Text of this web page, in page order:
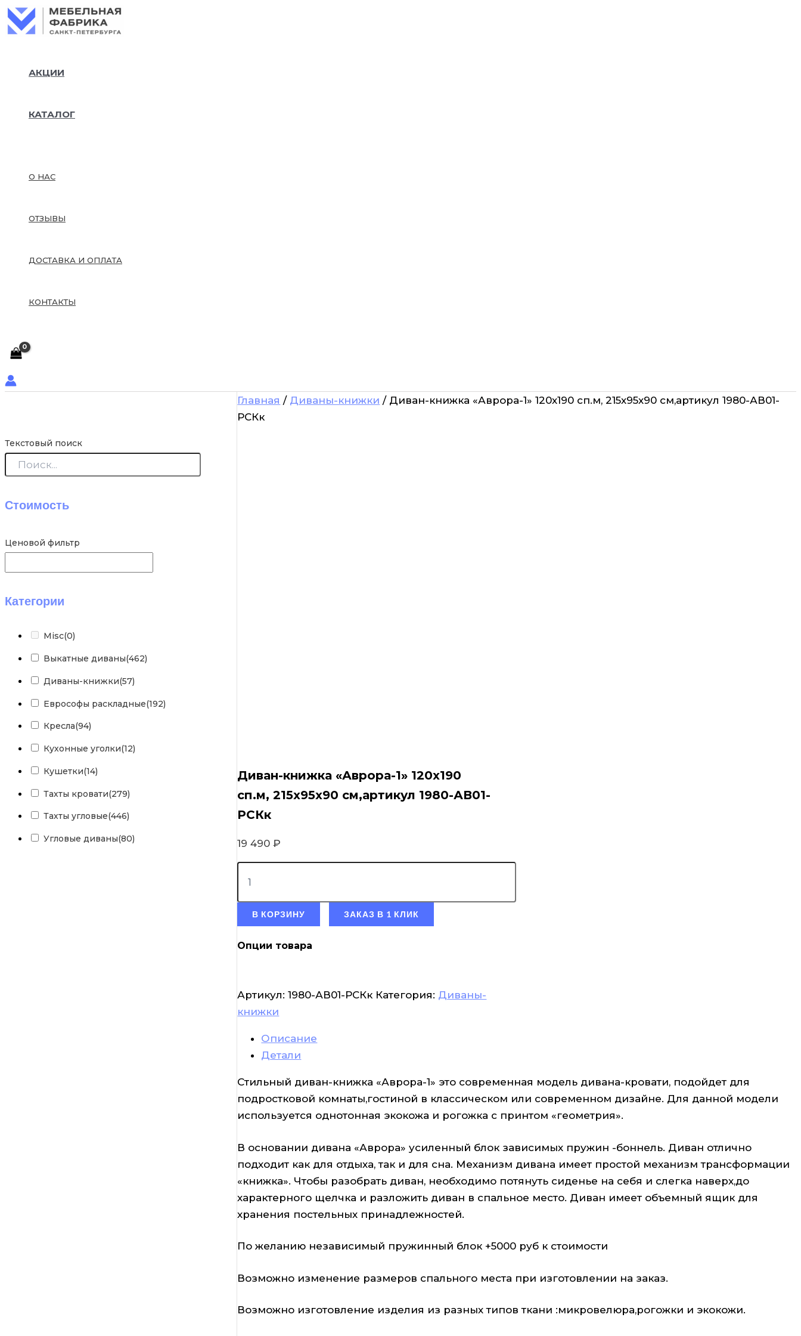
Перейти
к
АКЦИИ
КАТАЛОГ
О НАС
ОТЗЫВЫ
ДОСТАВКА И ОПЛАТА
КОНТАКТЫ
Текстовый поиск
Стоимость
Ценовой фильтр
Категории
Misc(0)
Выкатные диваны(462)
Диваны-книжки(57)
Еврософы раскладные(192)
Кресла(94)
Кухонные уголки(12)
Кушетки(14)
Тахты кровати(279)
Тахты угловые(446)
Угловые диваны(80)
Главная / Диваны-книжки / Диван-книжка «Аврора-1» 120х190 сп.м, 215х95х90 см,артикул 1980-АВ01-
РСКк
Диван-книжка «Аврора-1» 120х190
сп.м, 215х95х90 см,артикул 1980-АВ01-
РСКк
19 490₽
В КОРЗИНУ ЗАКАЗ В 1 КЛИК
Опции товара
Артикул:1980-АВ01-РСКк Категория: Диваны-
книжки
Описание
Детали
Стильный диван-книжка «Аврора-1» это современная модель дивана-кровати, подойдет для
подростковой комнаты,гостиной в классическом или современном дизайне. Для данной модели
используется однотонная экокожа и рогожка с принтом «геометрия».
В основании дивана «Аврора» усиленный блок зависимых пружин -боннель. Диван отлично
подходит как для отдыха, так и для сна. Механизм дивана имеет простой механизм трансформации
«книжка». Чтобы разобрать диван, необходимо потянуть сиденье на себя и слегка наверх,до
характерного щелчка и разложить диван в спальное место. Диван имеет объемный ящик для
хранения постельных принадлежностей.
По желанию независимый пружинный блок +5000 руб к стоимости
Возможно изменение размеров спального места при изготовлении на заказ.
Возможно изготовление изделия из разных типов ткани :микровелюра,рогожки и экокожи.